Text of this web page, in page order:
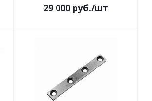
29 000 руб./шт